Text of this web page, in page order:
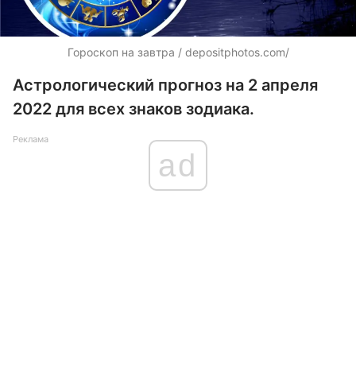
Гороскоп на завтра / depositphotos.com/
Астрологический прогноз на 2 апреля
2022 для всех знаков зодиака.
Реклама
ad